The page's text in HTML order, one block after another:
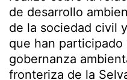
de desarrollo
de la sociedad civil
que han
gobernanza
fronteriza de la